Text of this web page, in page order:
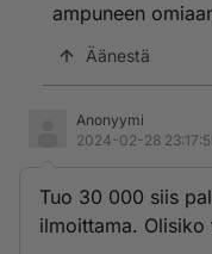
ampuneen
Äänestä
Anonyymi
2024-02-28
Tuo 30 000 siis
ilmoittama.